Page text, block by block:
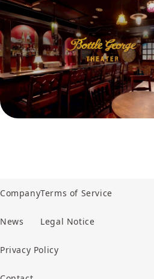
Company
News
Terms of Service
Legal Notice
Privacy Policy